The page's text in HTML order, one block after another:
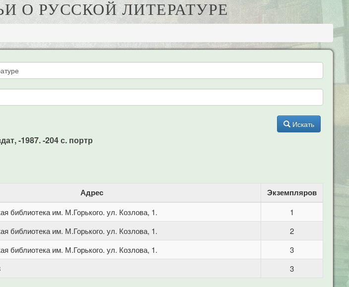
О РУССКОЙ ЛИТЕРАТУРЕ
Искать
-1987. -204 с. портр
Адрес Экземпляров
библиотека им. М.Горького. ул. Козлова, 1.
1
библиотека им. М.Горького. ул. Козлова, 1.
2
библиотека им. М.Горького. ул. Козлова, 1.
3
3